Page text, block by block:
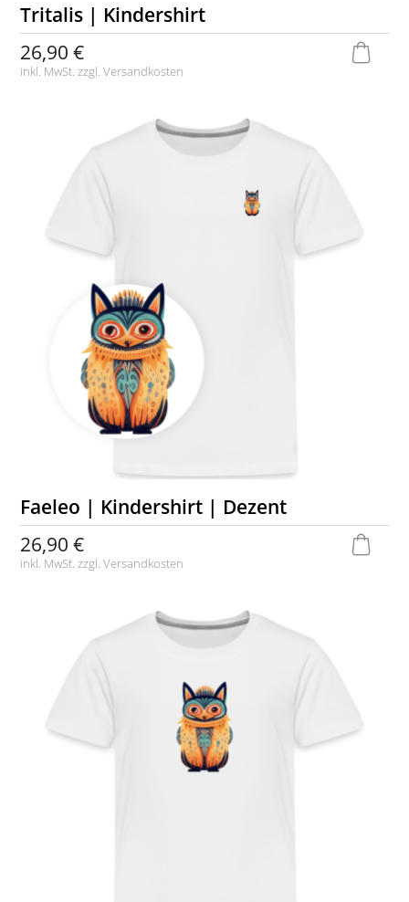
Tritalis | Kindershirt
26,90 €
inkl. MwSt. zzgl.Versandkosten
Faeleo | Kindershirt | Dezent
26,90 €
inkl. MwSt. zzgl.Versandkosten